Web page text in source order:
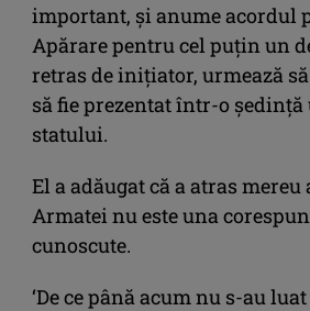
important, şi anume acordul
Apărare pentru cel puţin un
retras de iniţiator, urmează
să fie prezentat într-o şedinţă
statului.
El a adăugat că a atras
Armatei nu este una
cunoscute.
‘De ce până acum nu s-au